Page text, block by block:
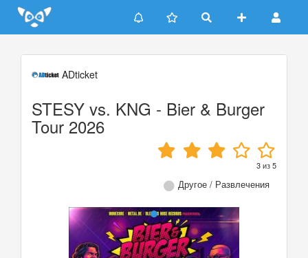
Update cookies preferences
ADticket
STESY vs. KNG - Bier & Burger
Tour 2026
3из5
Другое / Развлечения